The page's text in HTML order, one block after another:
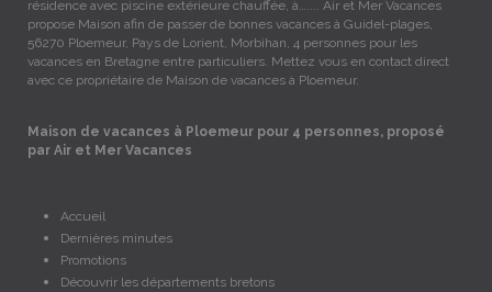
résidence avec piscine extérieure chauffée, à….... Air et Mer Vacances
propose Maison afin de passer de bonnes vacances à Guidel-plages,
56270 Ploemeur, Pays de Lorient, Morbihan, 4 personnes pour les
vacances en Bretagne entre particuliers. Mettez vous en contact direct
avec ce propriétaire de Maison de vacances à Ploemeur.
Maison de vacances à Ploemeur pour 4 personnes, proposé
par Air et Mer Vacances
Accueil
Dernières minutes
Promotions
Découvrir les départements bretons